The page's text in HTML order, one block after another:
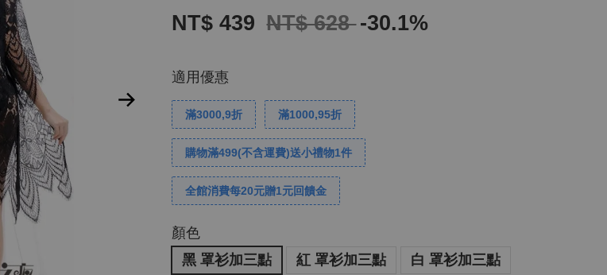
NT$ 439 NT$ 628-30.1%
適用優惠
滿3000,9折 滿1000,95折
購物滿499(不含運費)送小禮物1件
全館消費每20元贈1元回饋金
顏色
黑 罩衫加三點
紅 罩衫加三點 白 罩衫加三點